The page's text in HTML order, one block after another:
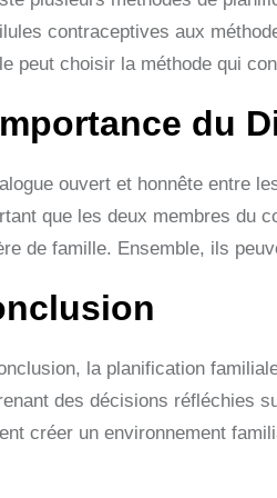
contraceptives aux
peut choisir la méthode qui
du
ouvert et honnête entre
que les deux membres du
de famille. Ensemble, ils
la planification
des décisions réfléchies
créer un environnement